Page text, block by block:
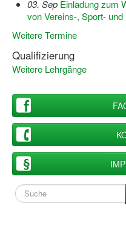
03. Sep Einladung zum
von Vereins-, Sport-
Weitere Termine
Qualifizierung
Weitere Lehrgänge